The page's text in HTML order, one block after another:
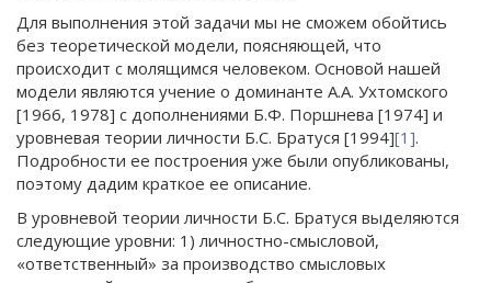
Для выполнения этой задачи мы не сможем обойтись
без теоретической модели, поясняющей, что
происходит с молящимся человеком. Основой нашей
модели являются учение о доминанте А.А. Ухтомского
[1966, 1978] с дополнениями Б.Ф. Поршнева [1974] и
уровневая теории личности Б.С. Братуся [1994][1].
Подробности ее построения уже были опубликованы,
поэтому дадим краткое ее описание.
В уровневой теории личности Б.С. Братуся выделяются
следующие уровни: 1) личностно-смысловой,
«ответственный» за производство смысловых